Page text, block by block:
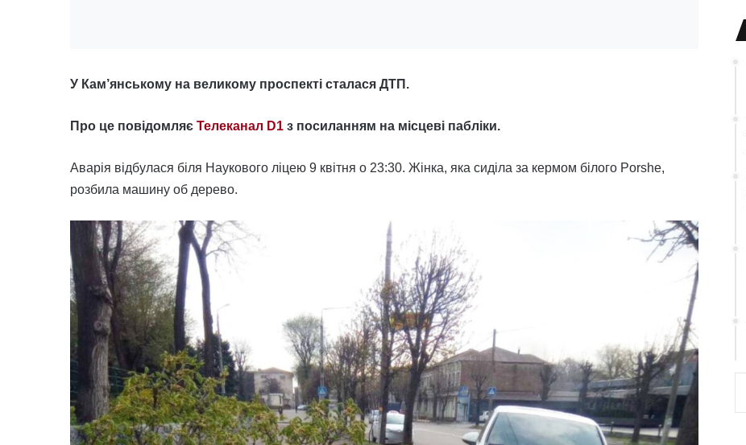
У Кам’янському на великому проспекті сталася ДТП.
Про це повідомляє Телеканал D1 з посиланням на місцеві пабліки.
Аварія відбулася біля Наукового ліцею 9 квітня о 23:30. Жінка, яка сиділа за кермом білого Porshe,
розбила машину об дерево.